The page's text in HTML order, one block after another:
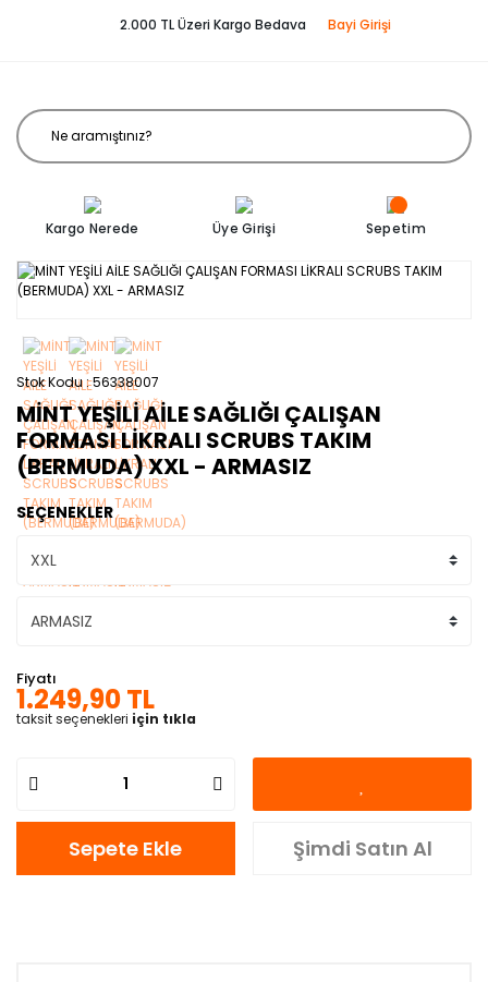
2.000 TL Üzeri Kargo Bedava Bayi Girişi
Kargo Nerede Üye Girişi Sepetim
Stok Kodu 56338007
MİNT YEŞİLİ AİLE SAĞLIĞI ÇALIŞAN
FORMASI LİKRALI SCRUBS TAKIM
(BERMUDA) XXL - ARMASIZ
SEÇENEKLER
Fiyatı
1.249,90 TL
taksit seçenekleri için tıkla
Sepete Ekle Şimdi Satın Al